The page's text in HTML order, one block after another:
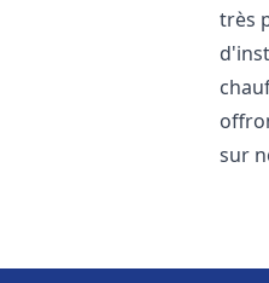
très
sur